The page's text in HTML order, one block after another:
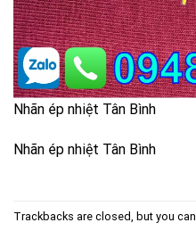
Nhãn ép nhiệt Tân Bình
Nhãn ép nhiệt Tân Bình
Trackbacks are closed, but you can